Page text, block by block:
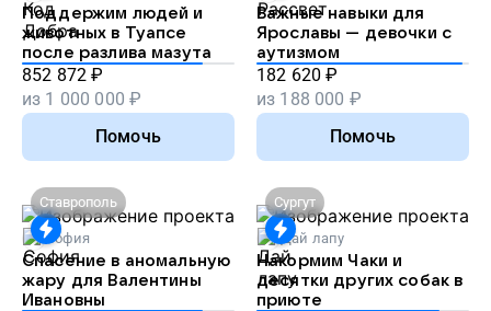
Поддержим людей и
животных в Туапсе
после разлива мазута
852 872 ₽
из 1 000 000 ₽
Помочь
Важные навыки для
Ярославы — девочки с
аутизмом
182 620 ₽
из 188 000 ₽
Помочь
Ставрополь
София
Спасение в аномальную
жару для Валентины
Ивановны
Сургут
Дай лапу
Накормим Чаки и
десятки других собак в
приюте